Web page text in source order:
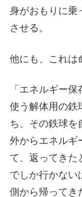
身がおもりに乗
させる。
他にも、これは
「エネルギー
使う解体用の鉄
ち、その鉄球を
外からエネルギ
て、返ってきた
でしか行かない
側から帰ってき